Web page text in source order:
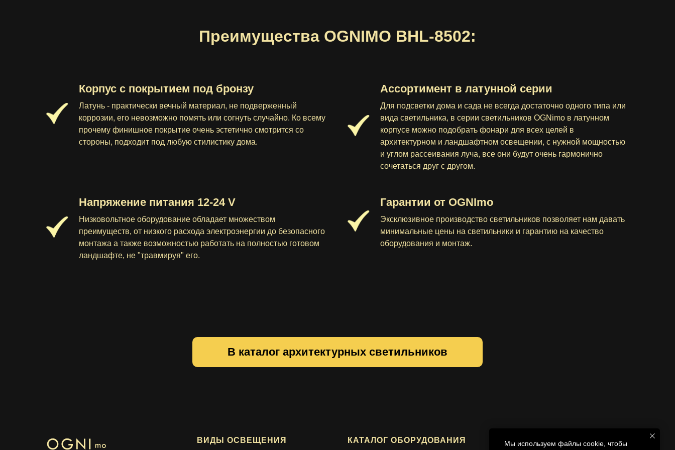
Преимущества OGNIMO BHL-8502:
Корпус с покрытием под бронзу
Латунь - практически вечный материал, не подверженный
коррозии, его невозможно помять или согнуть случайно. Ко всему
прочему финишное покрытие очень эстетично смотрится со
стороны, подходит под любую стилистику дома.
Ассортимент в латунной серии
Для подсветки дома и сада не всегда достаточно одного типа или
вида светильника, в серии светильников OGNimo в латунном
корпусе можно подобрать фонари для всех целей в
архитектурном и ландшафтном освещении, с нужной мощностью
и углом рассеивания луча, все они будут очень гармонично
сочетаться друг с другом.
Напряжение питания 12-24 V
Низковольтное оборудование обладает множеством
преимуществ, от низкого расхода электроэнергии до безопасного
монтажа а также возможностью работать на полностью готовом
ландшафте, не "травмируя" его.
Гарантии от OGNImo
Эксклюзивное производство светильников позволяет нам давать
минимальные цены на светильники и гарантию на качество
оборудования и монтаж.
В каталог архитектурных светильников
ВИДЫ ОСВЕЩЕНИЯ КАТАЛОГ ОБОРУДОВАНИЯ
ПРОЕКТИРОВАНИЕ
Мы используем файлы cookie, чтобы